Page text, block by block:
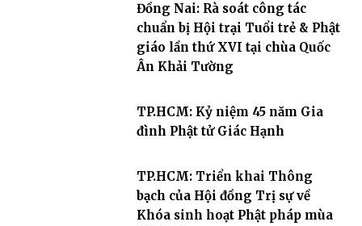
Đồng Nai: Rà soát công tác
chuẩn bị Hội trại Tuổi trẻ & Phật
giáo lần thứ XVI tại chùa Quốc
Ân Khải Tường
TP.HCM: Kỷ niệm 45 năm Gia
đình Phật tử Giác Hạnh
TP.HCM: Triển khai Thông
bạch của Hội đồng Trị sự về
Khóa sinh hoạt Phật pháp mùa